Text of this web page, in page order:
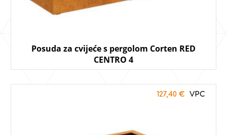
Posuda za cvijeće s pergolom Corten RED
CENTRO 4
127,40 €